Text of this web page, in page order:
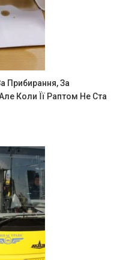
Прибирання, За
Коли Її Раптом Не Ста